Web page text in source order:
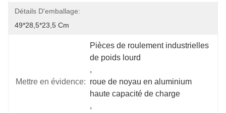
Détails D'emballage:
49*28,5*23,5 Cm
Mettre en évidence:
Pièces de roulement industrielles
de poids lourd
,
roue de noyau en aluminium
haute capacité de charge
,